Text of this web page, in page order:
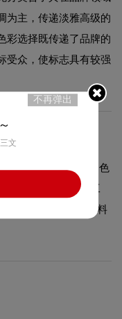
为主，传递淡雅高级的
彩选择既传递了品牌的
受众，使标志具有较强
、标准色规范、辅助色
片、信封、信纸、工
牌等全套企业视觉物料
不再弹出
文